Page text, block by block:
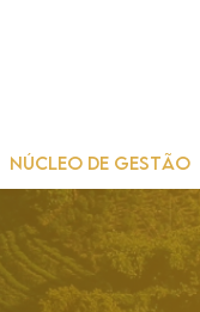
NÚCLEO DE GESTÃO